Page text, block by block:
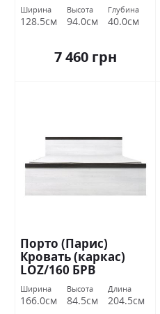
Ширина
128.5см
Высота
94.0см
Глубина
40.0см
7 460 грн
Порто (Парис)
Кровать (каркас)
LOZ/160 БРВ
Украина
Ширина
166.0см
Высота
84.5см
Длина
204.5см